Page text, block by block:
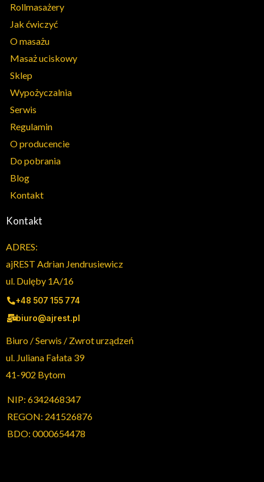
Rollmasażery
Jak ćwiczyć
O masażu
Masaż uciskowy
Sklep
Wypożyczalnia
Serwis
Regulamin
O producencie
Do pobrania
Blog
Kontakt
Kontakt
ADRES:
ajREST Adrian Jendrusiewicz
ul. Dulęby 1A/16
+48 507 155 774
biuro@ajrest.pl
Biuro / Serwis / Zwrot urządzeń
ul. Juliana Fałata 39
41-902 Bytom
NIP: 6342468347
REGON: 241526876
BDO: 0000654478